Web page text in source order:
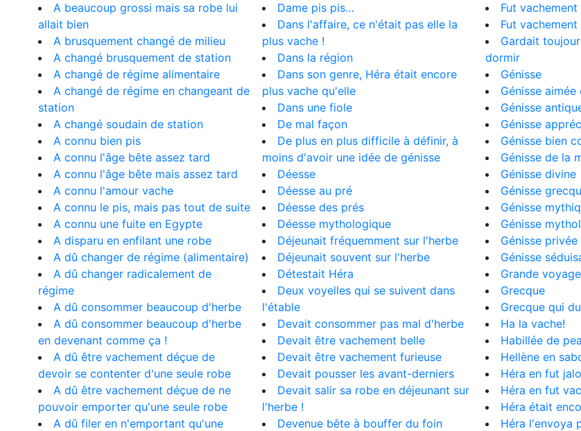
A beaucoup grossi mais sa robe lui
allait bien
A brusquement changé de milieu
A changé brusquement de station
A changé de régime alimentaire
A changé de régime en changeant de
station
A changé soudain de station
A connu bien pis
A connu l'âge bête assez tard
A connu l'âge bête mais assez tard
A connu l'amour vache
A connu le pis, mais pas tout de suite
A connu une fuite en Egypte
A disparu en enfilant une robe
A dû changer de régime (alimentaire)
A dû changer radicalement de
régime
A dû consommer beaucoup d'herbe
A dû consommer beaucoup d'herbe
en devenant comme ça !
A dû être vachement déçue de
devoir se contenter d'une seule robe
A dû être vachement déçue de ne
pouvoir emporter qu'une seule robe
A dû filer en n'emportant qu'une
Dame pis pis…
Dans l'affaire, ce n'était pas elle la
plus vache !
Dans la région
Dans son genre, Héra était encore
plus vache qu'elle
Dans une fiole
De mal façon
De plus en plus difficile à définir, à
moins d'avoir une idée de génisse
Déesse
Déesse au pré
Déesse des prés
Déesse mythologique
Déjeunait fréquemment sur l'herbe
Déjeunait souvent sur l'herbe
Détestait Héra
Deux voyelles qui se suivent dans
l'étable
Devait consommer pas mal d'herbe
Devait être vachement belle
Devait être vachement furieuse
Devait pousser les avant-derniers
Devait salir sa robe en déjeunant sur
l'herbe !
Devenue bête à bouffer du foin
Fut
Fut
Gardait
dormir
Génisse
Génisse aimée
Génisse
Génisse
Génisse bien
Génisse de la
Génisse divine
Génisse
Génisse
Génisse
Génisse
Génisse
Grande
Grecque
Grecque qui
Ha la vache!
Habillée de
Hellène en
Héra en fut
Héra en fut
Héra était
Héra l'envoya